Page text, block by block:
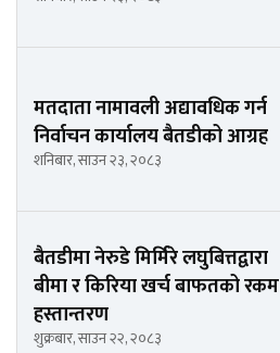
मतदाता नामावली अद्यावधिक गर्न
निर्वाचन कार्यालय बैतडीको आग्रह
शनिबार, साउन २३, २०८३
बैतडीमा नेरुडे मिर्मिरे लघुबित्तद्वारा
बीमा र किरिया खर्च बाफतको रकम
हस्तान्तरण
शुक्रबार, साउन २२, २०८३